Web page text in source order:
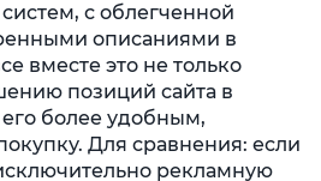
с облегченной
описаниями в
вместе это не только
позиций сайта в
более удобным,
Для сравнения: если
рекламную